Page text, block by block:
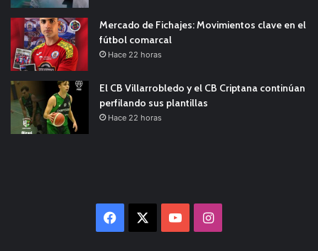
Mercado de Fichajes: Movimientos clave en el
fútbol comarcal
Hace 22 horas
El CB Villarrobledo y el CB Criptana continúan
perfilando sus plantillas
Hace 22 horas
Facebook YouTubeInstagram